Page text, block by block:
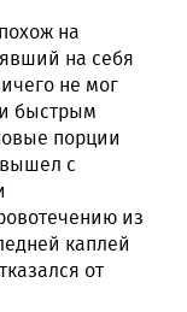
на
на себя
не мог
быстрым
порции
с
из
каплей
от